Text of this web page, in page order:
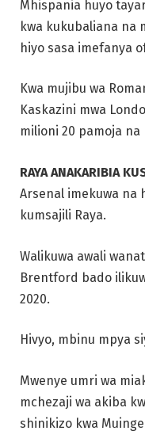
Mhispania huyo
kwa kukubaliana na
hiyo sasa imefanya
Kwa mujibu wa
Kaskazini mwa
milioni 20 pamoja
RAYA ANAKARIBIA
Arsenal imekuwa na
kumsajili Raya.
Walikuwa awali
Brentford bado
2020.
Hivyo, mbinu mpya
Mwenye umri wa
mchezaji wa akiba
shinikizo kwa